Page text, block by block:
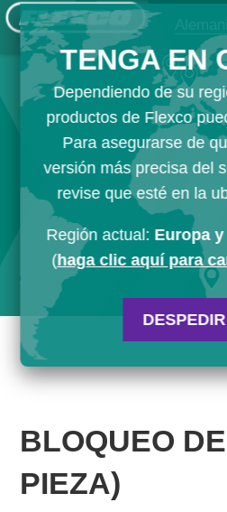
BLOQUEO
PIEZA)
TENGA EN
Dependiendo de su
productos de Flexco
Para asegurarse de
versión más precisa del
revise que esté en la
Región actual: Europa
(haga clic aquí para
DESPEDIR